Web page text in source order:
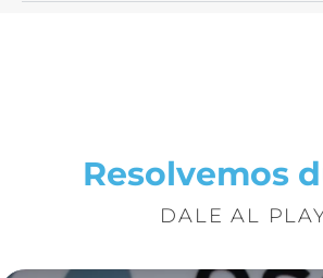
Resolvemos
DALE AL